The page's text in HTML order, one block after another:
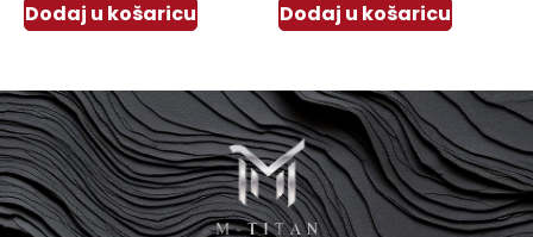
Dodaj u košaricu Dodaj u košaricu